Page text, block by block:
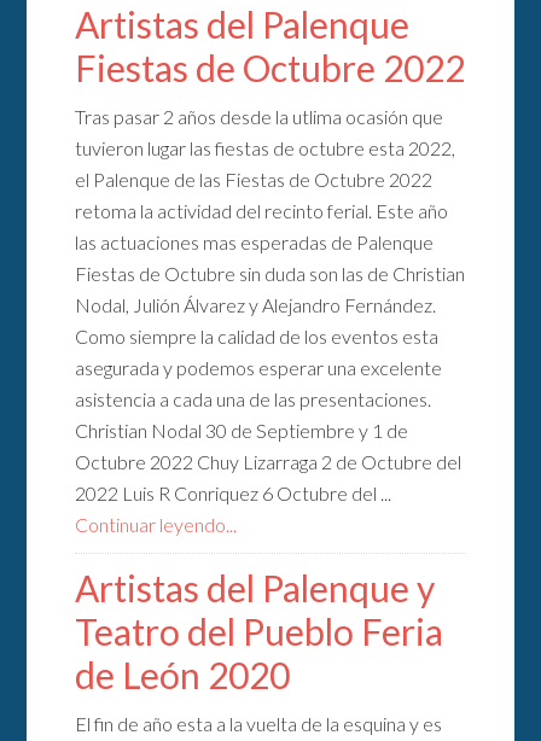
Artistas del Palenque
Fiestas de Octubre 2022
Tras pasar 2 años desde la utlima ocasión que
tuvieron lugar las fiestas de octubre esta 2022,
el Palenque de las Fiestas de Octubre 2022
retoma la actividad del recinto ferial. Este año
las actuaciones mas esperadas de Palenque
Fiestas de Octubre sin duda son las de Christian
Nodal, Julión Álvarez y Alejandro Fernández.
Como siempre la calidad de los eventos esta
asegurada y podemos esperar una excelente
asistencia a cada una de las presentaciones.
Christian Nodal 30 de Septiembre y 1 de
Octubre 2022 Chuy Lizarraga 2 de Octubre del
2022 Luis R Conriquez 6 Octubre del ...
Continuar leyendo...
Artistas del Palenque y
Teatro del Pueblo Feria
de León 2020
El fin de año esta a la vuelta de la esquina y es